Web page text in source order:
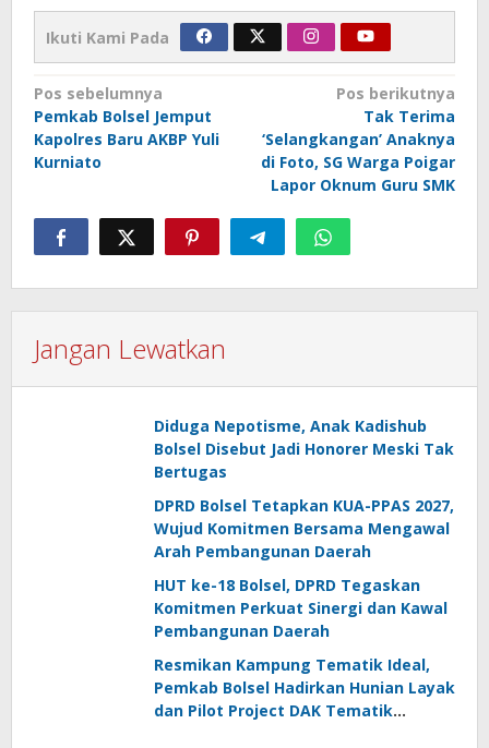
Ikuti Kami Pada
Navigasi
pos
Pos sebelumnya
Pemkab Bolsel Jemput
Kapolres Baru AKBP Yuli
Kurniato
Pos berikutnya
Tak Terima
‘Selangkangan’ Anaknya
di Foto, SG Warga Poigar
Lapor Oknum Guru SMK
Jangan Lewatkan
Diduga Nepotisme, Anak Kadishub
Bolsel Disebut Jadi Honorer Meski Tak
Bertugas
DPRD Bolsel Tetapkan KUA-PPAS 2027,
Wujud Komitmen Bersama Mengawal
Arah Pembangunan Daerah
HUT ke-18 Bolsel, DPRD Tegaskan
Komitmen Perkuat Sinergi dan Kawal
Pembangunan Daerah
Resmikan Kampung Tematik Ideal,
Pemkab Bolsel Hadirkan Hunian Layak
dan Pilot Project DAK Tematik